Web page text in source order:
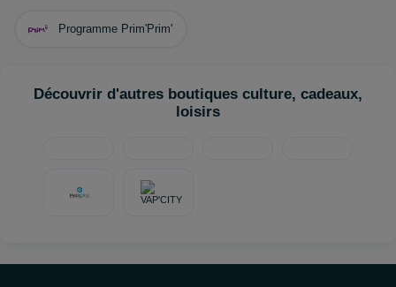
Programme Prim'Prim'
Découvrir d'autres boutiques culture, cadeaux,
loisirs